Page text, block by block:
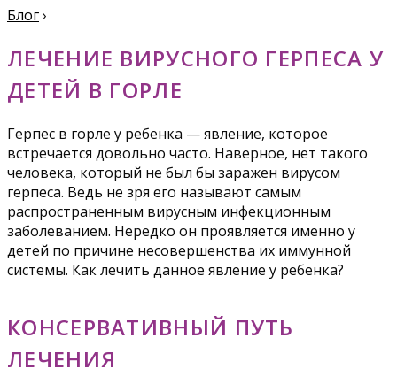
Блог›
ЛЕЧЕНИЕ ВИРУСНОГО ГЕРПЕСА У
ДЕТЕЙ В ГОРЛЕ
Герпес в горле у ребенка — явление, которое
встречается довольно часто. Наверное, нет такого
человека, который не был бы заражен вирусом
герпеса. Ведь не зря его называют самым
распространенным вирусным инфекционным
заболеванием. Нередко он проявляется именно у
детей по причине несовершенства их иммунной
системы. Как лечить данное явление у ребенка?
КОНСЕРВАТИВНЫЙ ПУТЬ
ЛЕЧЕНИЯ